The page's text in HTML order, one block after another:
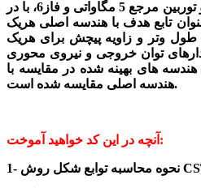
نتایج هندسه بهینه شده برای دو توربین مرجع 5 مگاواتی و فاز6، با در
تابع هدف با هندسه اصلی هریک
وتر و زاویه پیچش برای هریک
توان خروجی و نیروی محوری
های بهینه شده در مقایسه با
هندسه اصلی مقایسه شده است.
آنچه در این کد خواهید آموخت: